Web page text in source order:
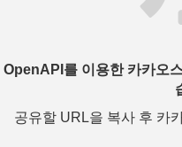
OpenAPI를 이용한 카카오
공유할 URL을 복사 후 카